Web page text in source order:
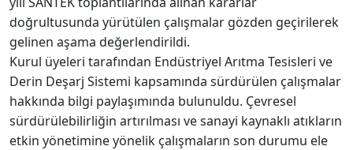
doğrultusunda yürütülen çalışmalar gözden geçirilerek
gelinen aşama değerlendirildi.
Kurul üyeleri tarafından Endüstriyel Arıtma Tesisleri ve
Derin Deşarj Sistemi kapsamında sürdürülen çalışmalar
hakkında bilgi paylaşımında bulunuldu. Çevresel
sürdürülebilirliğin artırılması ve sanayi kaynaklı atıkların
etkin yönetimine yönelik çalışmaların son durumu ele